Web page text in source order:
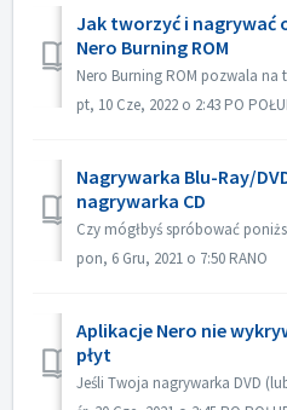
Jak tworzyć i nagrywać
Nero Burning ROM
pt, 10 Cze, 2022 o 2:43 PO
Nagrywarka Blu-Ray/
nagrywarka CD
pon, 6 Gru, 2021 o 7:50 RANO
Aplikacje Nero nie
płyt